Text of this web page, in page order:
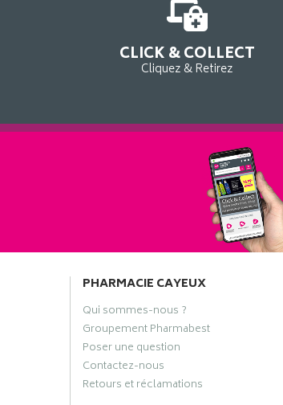
CLICK & COLLECT
Cliquez & Retirez
PHARMACIE CAYEUX
Qui sommes-nous ?
Groupement Pharmabest
Poser une question
Contactez-nous
Retours et réclamations